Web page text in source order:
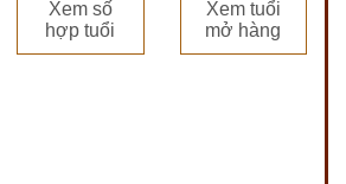
Xem số
hợp tuổi
Xem tuổi
mở hàng